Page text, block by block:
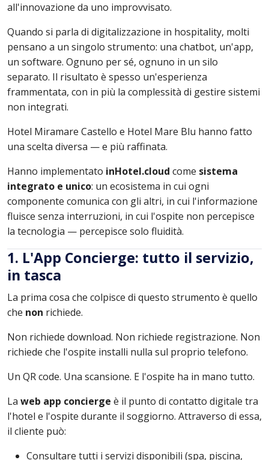
all'innovazione da uno improvvisato.
Quando si parla di digitalizzazione in hospitality, molti
pensano a un singolo strumento: una chatbot, un'app,
un software. Ognuno per sé, ognuno in un silo
separato. Il risultato è spesso un'esperienza
frammentata, con in più la complessità di gestire sistemi
non integrati.
Hotel Miramare Castello e Hotel Mare Blu hanno fatto
una scelta diversa — e più raffinata.
Hanno implementato inHotel.cloud come sistema
integrato e unico: un ecosistema in cui ogni
componente comunica con gli altri, in cui l'informazione
fluisce senza interruzioni, in cui l'ospite non percepisce
la tecnologia — percepisce solo fluidità.
1. L'App Concierge: tutto il servizio,
in tasca
La prima cosa che colpisce di questo strumento è quello
che non richiede.
Non richiede download. Non richiede registrazione. Non
richiede che l'ospite installi nulla sul proprio telefono.
Un QR code. Una scansione. E l'ospite ha in mano tutto.
La web app concierge è il punto di contatto digitale tra
l'hotel e l'ospite durante il soggiorno. Attraverso di essa,
il cliente può:
Consultare tutti i servizi disponibili (spa, piscina,